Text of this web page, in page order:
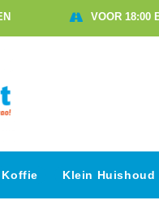
VOOR 18:00
Koffie Klein Huishoud